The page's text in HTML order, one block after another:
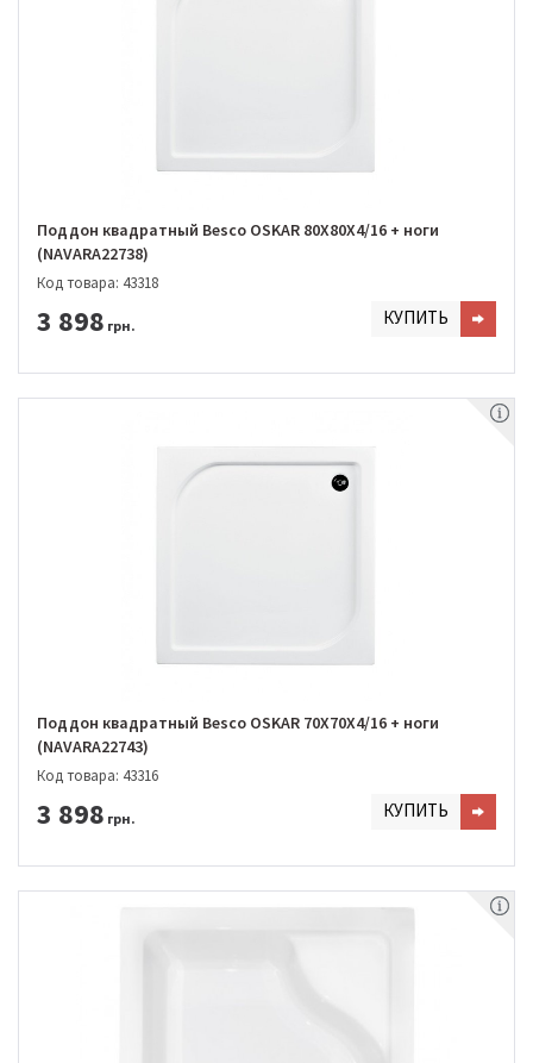
Поддон квадратный Besco OSKAR 80Х80Х4/16 + ноги
(NAVARA22738)
Код товара: 43318
3 898 грн. КУПИТЬ
Поддон квадратный Besco OSKAR 70Х70Х4/16 + ноги
(NAVARA22743)
Код товара: 43316
3 898 грн. КУПИТЬ